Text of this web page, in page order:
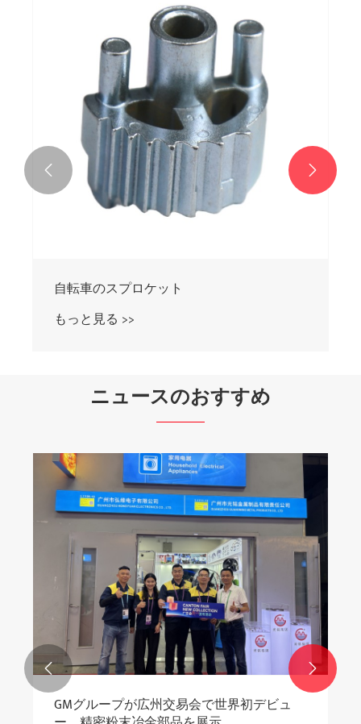
自転車のスプロケット
もっと見る >>
 
ニュースのおすすめ
GMグループが広州交易会で世界初デビュ
 